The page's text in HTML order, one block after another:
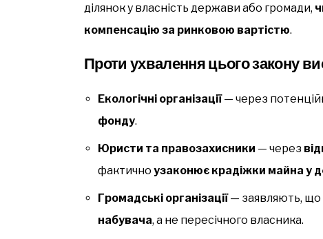
ділянок у власність держави або громади,
компенсацію за ринковою вартістю.
Проти ухвалення цього закону
Екологічні організації— через
фонду.
Юристи та правозахисники — через
фактично узаконює крадіжки майна у
Громадські організації— заявляють, що
набувача, а не пересічного власника.